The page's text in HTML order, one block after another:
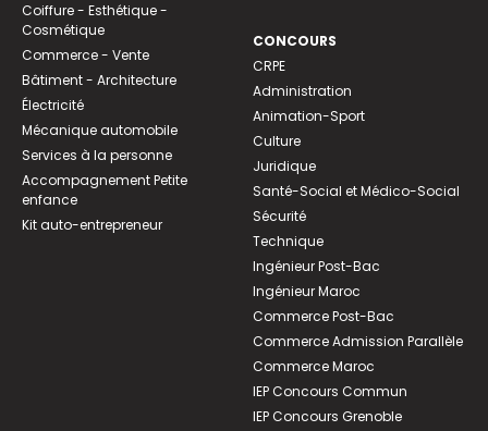
Coiffure - Esthétique -
Cosmétique
Commerce - Vente
Bâtiment - Architecture
Électricité
Mécanique automobile
Services à la personne
Accompagnement Petite
enfance
Kit auto-entrepreneur
CONCOURS
CRPE
Administration
Animation-Sport
Culture
Juridique
Santé-Social et Médico-Social
Sécurité
Technique
Ingénieur Post-Bac
Ingénieur Maroc
Commerce Post-Bac
Commerce Admission Parallèle
Commerce Maroc
IEP Concours Commun
IEP Concours Grenoble